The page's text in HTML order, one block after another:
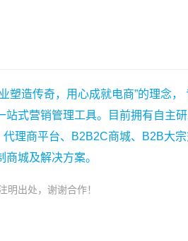
塑造传奇，用心成就电商”的理念，
式营销管理工具。目前拥有自主
理商平台、B2B2C商城、B2B大
城及解决方案。
出处，谢谢合作！